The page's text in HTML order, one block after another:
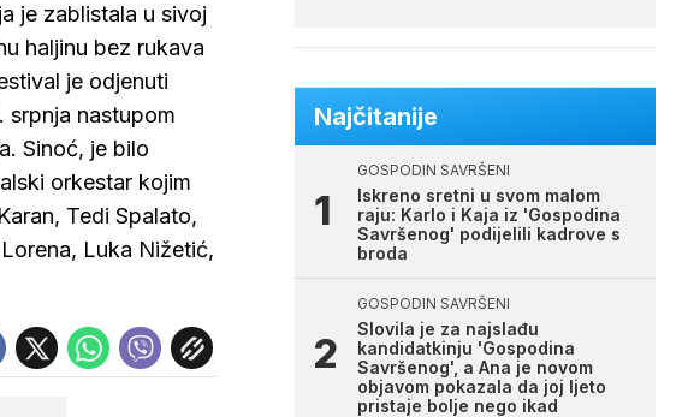
je zablistala u sivoj
haljinu bez rukava
je odjenuti
srpnja nastupom
Sinoć, je bilo
orkestar kojim
Tedi Spalato,
Luka Nižetić,
Najčitanije
GOSPODIN SAVRŠENI
Iskreno sretni u svom malom
raju: Karlo i Kaja iz 'Gospodina
Savršenog' podijelili kadrove s
broda
GOSPODIN SAVRŠENI
Slovila je za najslađu
kandidatkinju 'Gospodina
Savršenog', a Ana je novom
objavom pokazala da joj ljeto
pristaje bolje nego ikad